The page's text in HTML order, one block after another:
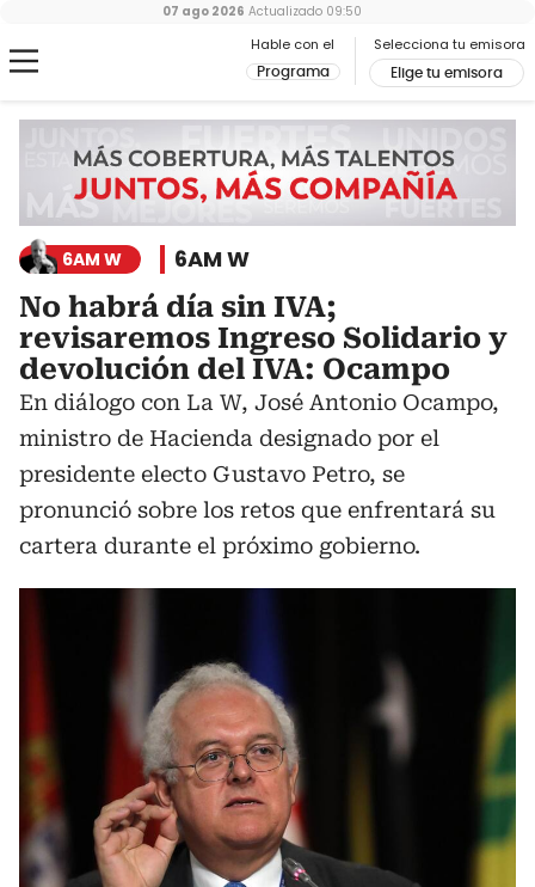
Hable con el
Programa
Selecciona tu emisora
Elige tu emisora
07 ago 2026 Actualizado 09:50
6AM W 6AM W
No habrá día sin IVA;
revisaremos Ingreso Solidario y
devolución del IVA: Ocampo
En diálogo con La W, José Antonio Ocampo,
ministro de Hacienda designado por el
presidente electo Gustavo Petro, se
pronunció sobre los retos que enfrentará su
cartera durante el próximo gobierno.